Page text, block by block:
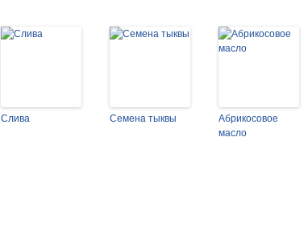
Слива Семена тыквы
Абрикосовое
масло